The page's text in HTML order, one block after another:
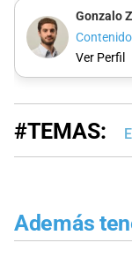
Gonzalo
Ver Perfil
#TEMAS:
Además